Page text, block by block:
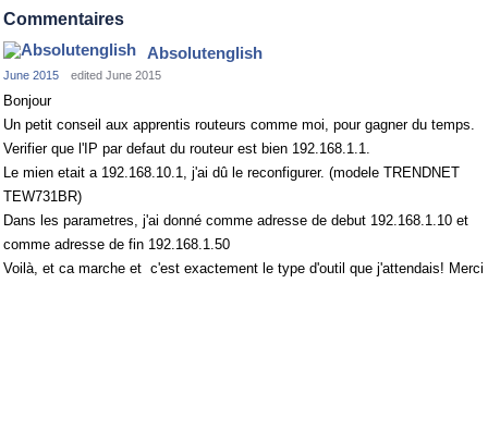
Commentaires
Absolutenglish
June 2015 edited June 2015
Bonjour
Un petit conseil aux apprentis routeurs comme moi, pour gagner du temps.
Verifier que l'IP par defaut du routeur est bien 192.168.1.1.
Le mien etait a 192.168.10.1, j'ai dû le reconfigurer. (modele TRENDNET
TEW731BR)
Dans les parametres, j'ai donné comme adresse de debut 192.168.1.10 et
comme adresse de fin 192.168.1.50
Voilà, et ca marche et c'est exactement le type d'outil que j'attendais! Merci